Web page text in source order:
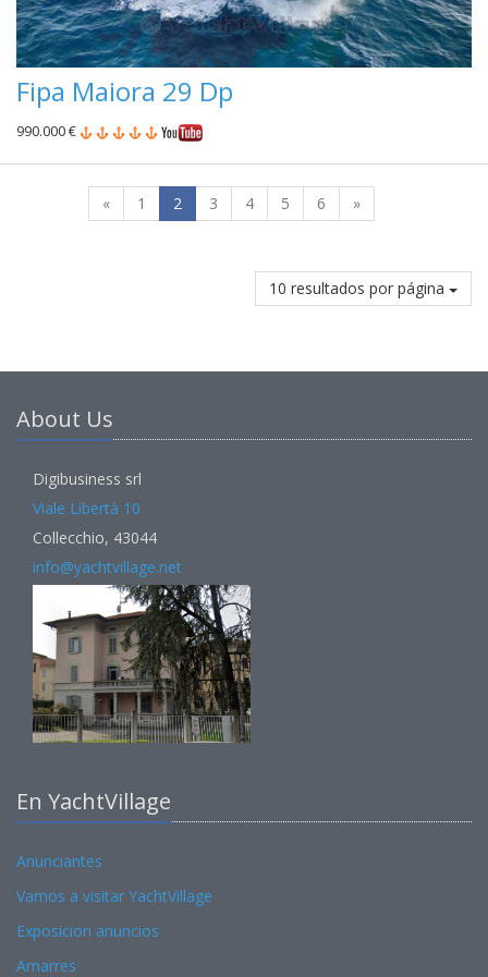
Fipa Maiora 29 Dp
990.000 €
« 1 2 3 4 5 6 »
10 resultados por página
About Us
Digibusiness srl
Viale Libertà 10
Collecchio, 43044
info@yachtvillage.net
En YachtVillage
Anunciantes
Vamos a visitar YachtVillage
Exposicion anuncios
Amarres